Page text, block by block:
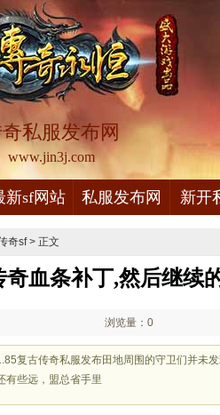
私服发布网
www.jin3j.com
新sf网站 私服发布网 新开
奇sf> 正文
奇血条补丁,然后继续
浏览量：0
复古传奇私服发布田地周围的守卫们并未
有些远，盟总省手里